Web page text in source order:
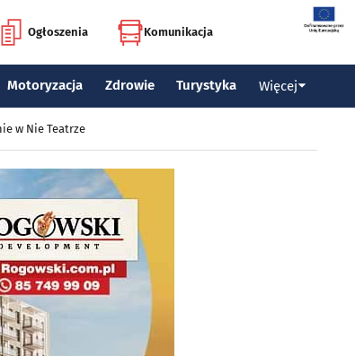
Ogłoszenia Komunikacja
Motoryzacja Zdrowie Turystyka Więcej
w Nie Teatrze